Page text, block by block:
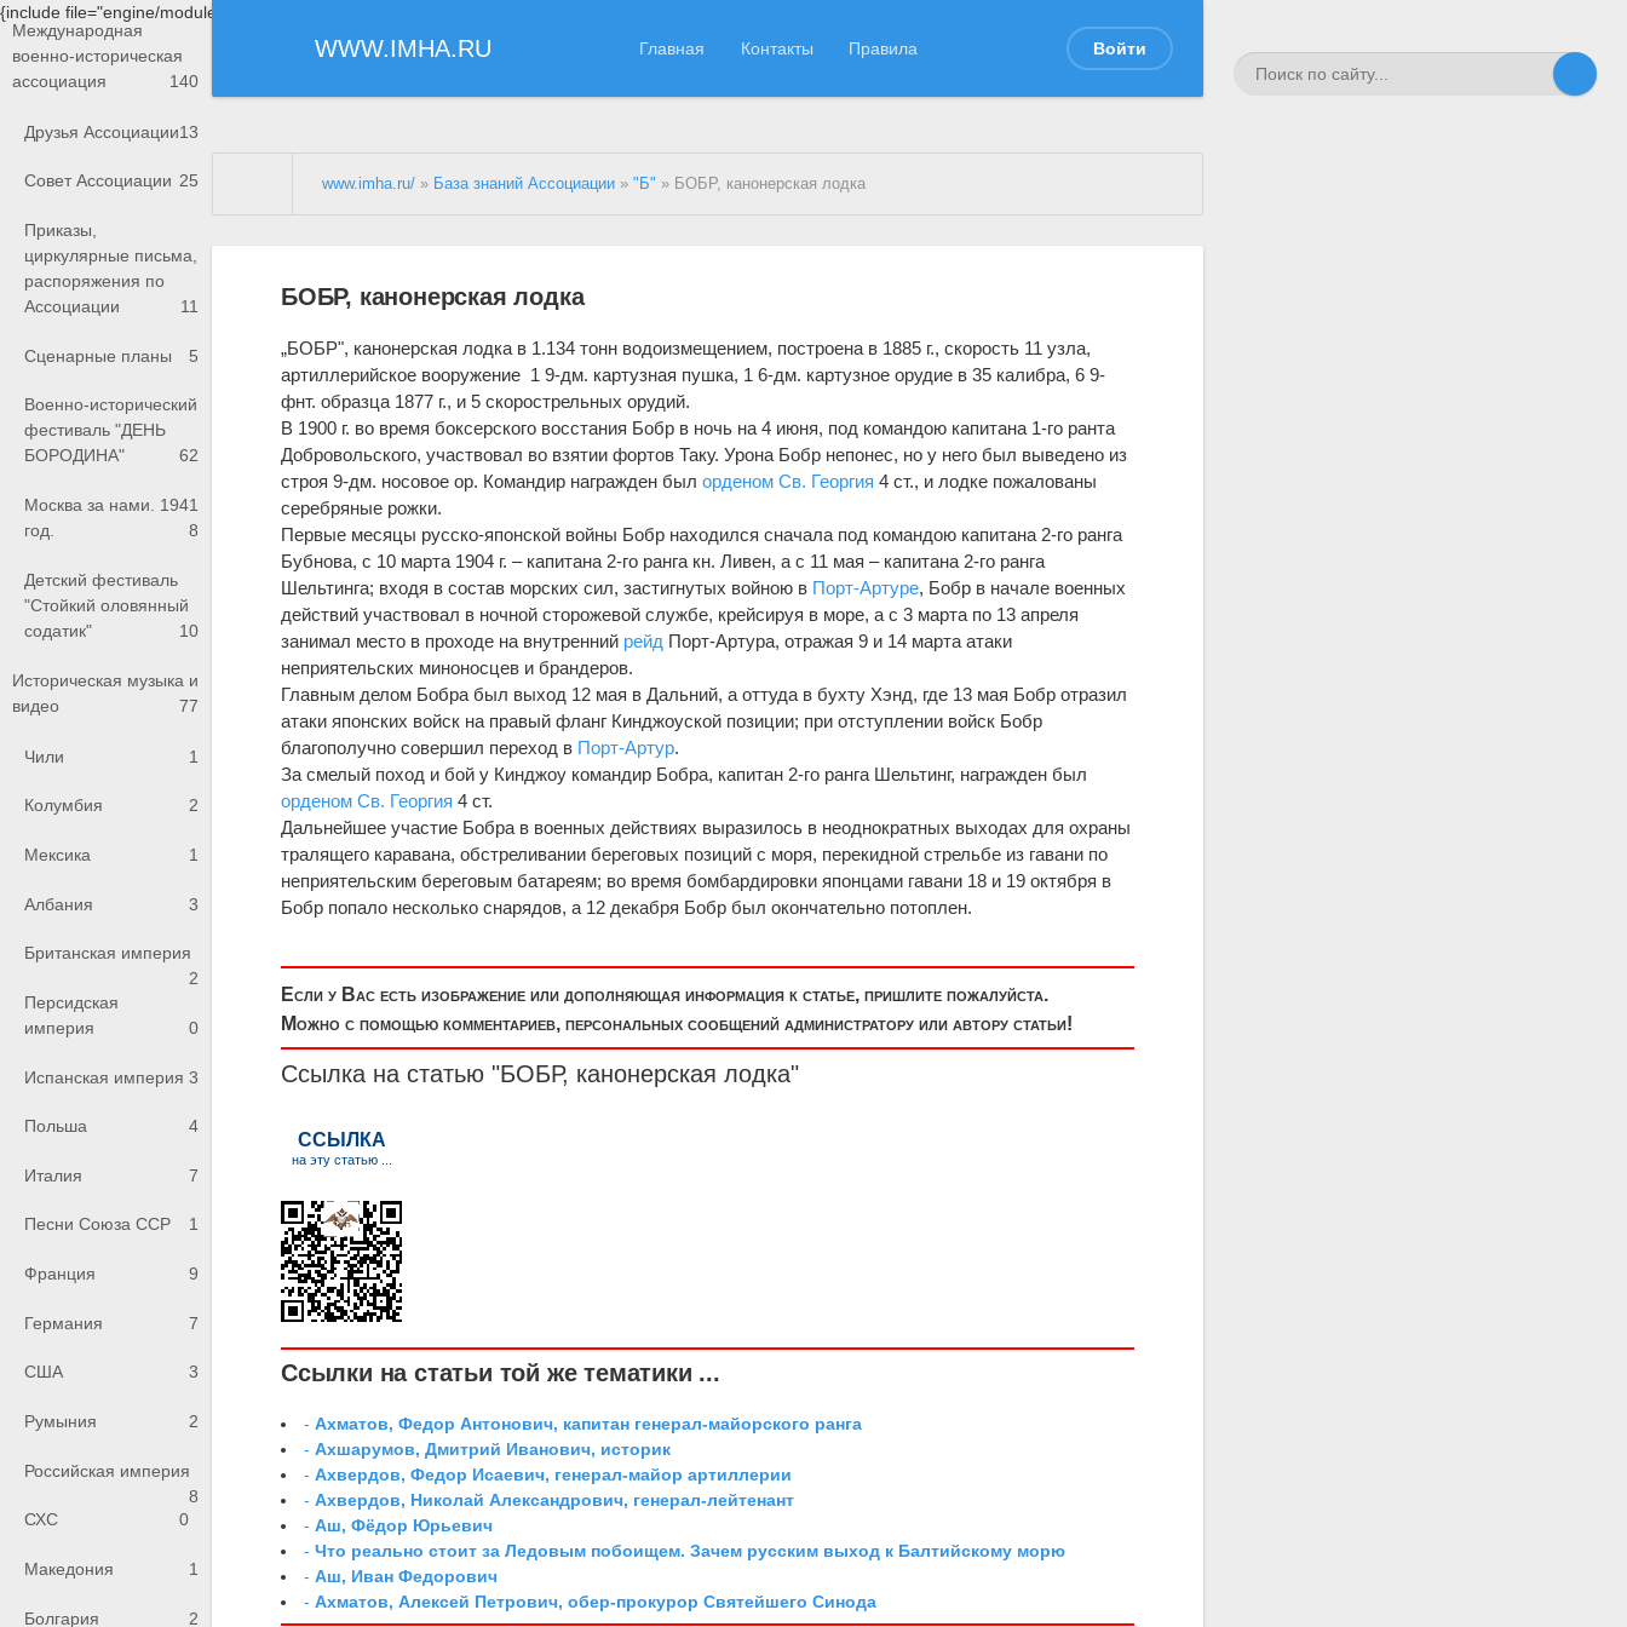
{include file="engine/modules/saperu/head.php"}
WWW.IMHA.RU Главная Контакты Правила Войти
Международная
военно-историческая
ассоциация
140
Друзья Ассоциации13
Совет Ассоциации 25
Приказы,
циркулярные письма,
распоряжения по
Ассоциации
11
Сценарные планы 5
Военно-исторический
фестиваль "ДЕНЬ
БОРОДИНА"
62
Москва за нами. 1941
год.
8
Детский фестиваль
"Стойкий оловянный
содатик"
10
Историческая музыка и
видео
77
Чили 1
Колумбия 2
Мексика 1
Албания 3
Британская империя
2
Персидская
империя
0
Испанская империя 3
Польша 4
Италия 7
Песни Союза ССР 1
Франция 9
Германия 7
США 3
Румыния 2
Российская империя
8
СХС
0
Македония 1
Болгария 2
www.imha.ru/ » База знаний Ассоциации »"Б" » БОБР, канонерская лодка
БОБР, канонерская лодка
„БОБР", канонерская лодка в 1.134 тонн водоизмещением, построена в 1885 г., скорость 11 узла,
артиллерийское вооружение 1 9-дм. картузная пушка, 1 6-дм. картузное орудие в 35 калибра, 6 9-
фнт. образца 1877 г., и 5 скорострельных орудий.
В 1900 г. во время боксерского восстания Бобр в ночь на 4 июня, под командою капитана 1-го ранта
Добровольского, участвовал во взятии фортов Таку. Урона Бобр непонес, но у него был выведено из
строя 9-дм. носовое ор. Командир награжден былорденом Св. Георгия 4 ст., и лодке пожалованы
серебряные рожки.
Первые месяцы русско-японской войны Бобр находился сначала под командою капитана 2-го ранга
Бубнова, с 10 марта 1904 г. – капитана 2-го ранга кн. Ливен, а с 11 мая – капитана 2-го ранга
Шельтинга; входя в состав морских сил, застигнутых войною в Порт-Артуре, Бобр в начале военных
действий участвовал в ночной сторожевой службе, крейсируя в море, а с 3 марта по 13 апреля
занимал место в проходе на внутренний рейд Порт-Артура, отражая 9 и 14 марта атаки
неприятельских миноносцев и брандеров.
Главным делом Бобра был выход 12 мая в Дальний, а оттуда в бухту Хэнд, где 13 мая Бобр отразил
атаки японских войск на правый фланг Кинджоуской позиции; при отступлении войск Бобр
благополучно совершил переход в Порт-Артур.
За смелый поход и бой у Кинджоу командир Бобра, капитан 2-го ранга Шельтинг, награжден был
орденом Св. Георгия 4 ст.
Дальнейшее участие Бобра в военных действиях выразилось в неоднократных выходах для охраны
тралящего каравана, обстреливании береговых позиций с моря, перекидной стрельбе из гавани по
неприятельским береговым батареям; во время бомбардировки японцами гавани 18 и 19 октября в
Бобр попало несколько снарядов, а 12 декабря Бобр был окончательно потоплен.
Если у Вас есть изображение или дополняющая информация к статье, пришлите пожалуйста.
Можно с помощью комментариев, персональных сообщений администратору или автору статьи!
Ссылка на статью "БОБР, канонерская лодка"
Ссылки на статьи той же тематики ...
-Ахматов, Федор Антонович, капитан генерал-майорского ранга
-Ахшарумов, Дмитрий Иванович, историк
-Ахвердов, Федор Исаевич, генерал-майор артиллерии
-Ахвердов, Николай Александрович, генерал-лейтенант
-Аш, Фёдор Юрьевич
-Что реально стоит за Ледовым побоищем. Зачем русским выход к Балтийскому морю
-Аш, Иван Федорович
-Ахматов, Алексей Петрович, обер-прокурор Святейшего Синода